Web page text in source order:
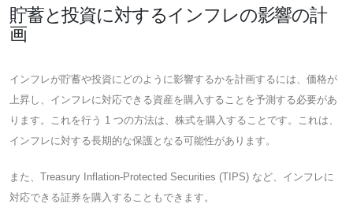
貯蓄と投資に対するインフレの影響の計
画
インフレが貯蓄や投資にどのように影響するかを計画するには、価格が
上昇し、インフレに対応できる資産を購入することを予測する必要があ
ります。これを行う 1 つの方法は、株式を購入することです。これは、
インフレに対する長期的な保護となる可能性があります。
また、Treasury Inflation-Protected Securities (TIPS) など、インフレに
対応できる証券を購入することもできます。